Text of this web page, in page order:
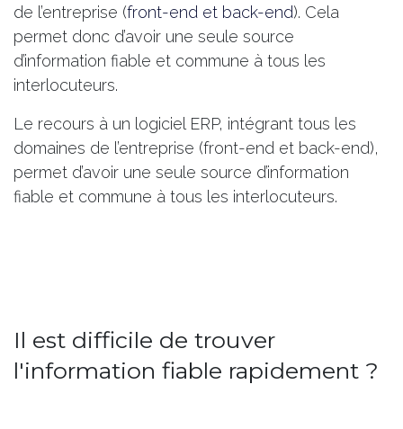
de l’entreprise (front-end et back-end). Cela
permet donc d’avoir une seule source
d’information fiable et commune à tous les
interlocuteurs.
Le recours à un logiciel ERP, intégrant tous les
domaines de l’entreprise (front-end et back-end),
permet d’avoir une seule source d’information
fiable et commune à tous les interlocuteurs.
Il est difficile de trouver
l'information fiable rapidement ?